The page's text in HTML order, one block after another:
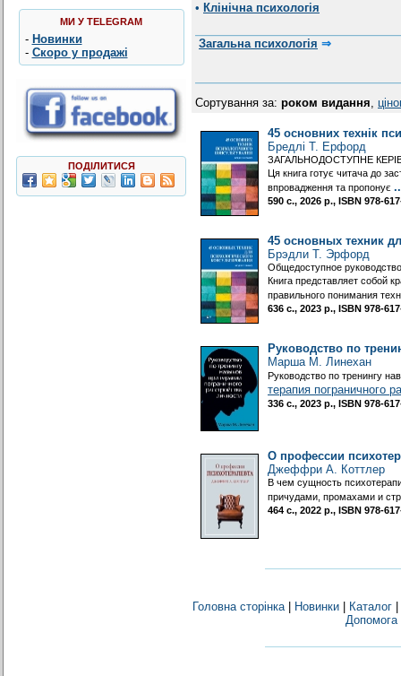
МИ У TELEGRAM
- Новинки
- Скоро у продажі
ПОДІЛИТИСЯ
• Клінічна психологія
Загальна психологія ⇒
Сортування за: роком видання,
45 основних технік
Бредлі Т. Ерфорд
ЗАГАЛЬНОДОСТУПНЕ
Ця книга готує читача до
впровадження та пропонує
590 с., 2026 р., ISBN 978-
45 основных техник
Брэдли Т. Эрфорд
Общедоступное
Книга представляет собой
правильного понимания
636 с., 2023 р., ISBN 978-
Руководство по
Марша М. Линехан
Руководство по тренингу
терапия пограничного
336 с., 2023 р., ISBN 978-
О профессии
Джеффри А. Коттлер
В чем сущность
причудами, промахами и
464 с., 2022 р., ISBN 978-
Головна сторінка| Новинки| Каталог|
Допомога